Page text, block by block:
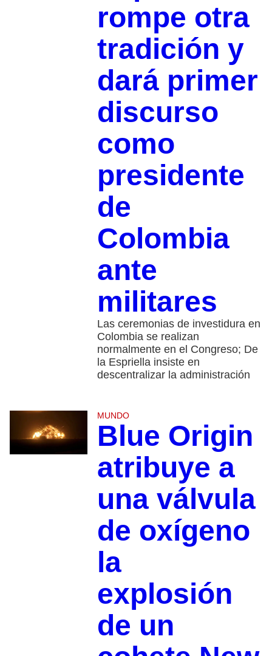
rompe otra
tradición y
dará primer
discurso
como
presidente
de
Colombia
ante
militares
Las ceremonias de investidura en
Colombia se realizan
normalmente en el Congreso; De
la Espriella insiste en
descentralizar la administración
MUNDO
Blue Origin
atribuye a
una válvula
de oxígeno
la
explosión
de un